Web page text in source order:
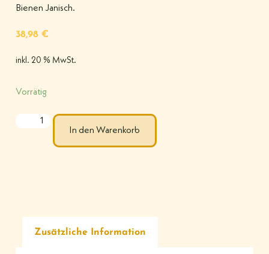
Bienen Janisch.
38,98 €
inkl. 20 % MwSt.
Vorrätig
In den Warenkorb
Zusätzliche Information